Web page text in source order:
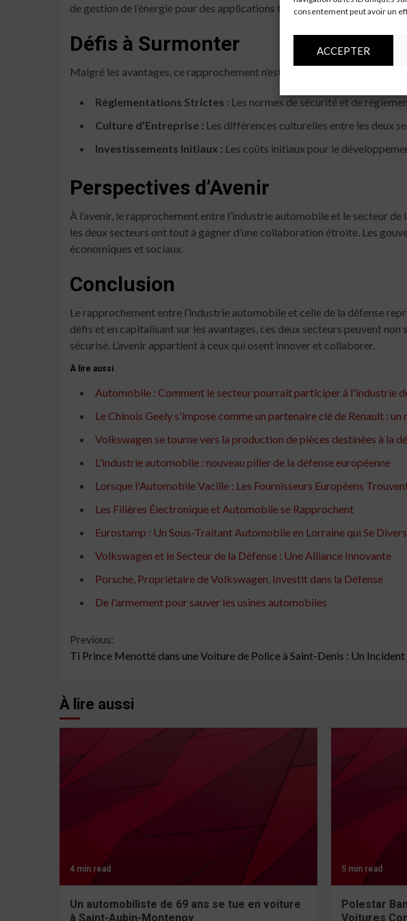
consentement peut avoir un
ACCEPTER
de gestion de l’énergie pour des applications tant civiles que militaires.
Défis à Surmonter
Malgré les avantages, ce rapprochement n’est pas sans défis :
Réglementations Strictes : Les normes de sécurité et de
Culture d’Entreprise : Les différences culturelles entre les deux
Investissements Initiaux : Les coûts initiaux pour le
Perspectives d’Avenir
À l’avenir, le rapprochement entre l’industrie automobile et le secteur
les deux secteurs ont tout à gagner d’une collaboration étroite. Les
économiques et sociaux.
Conclusion
Le rapprochement entre l’industrie automobile et celle de la défense
défis et en capitalisant sur les avantages, ces deux secteurs peuvent
sécurisé. L’avenir appartient à ceux qui osent innover et collaborer.
À lire aussi
Automobile : Comment le secteur pourrait participer à l'industrie
Le Chinois Geely s'impose comme un partenaire clé de Renault :
Volkswagen se tourne vers la production de pièces destinées à la
L'industrie automobile : nouveau pilier de la défense européenne
Lorsque l'Automobile Vacille : Les Fournisseurs Européens
Les Filières Électronique et Automobile se Rapprochent
Eurostamp : Un Sous-Traitant Automobile en Lorraine qui Se
Volkswagen et le Secteur de la Défense : Une Alliance Innovante
Porsche, Propriétaire de Volkswagen, Investit dans la Défense
De l'armement pour sauver les usines automobiles
Continue
Previous:
Ti Prince Menotté dans une Voiture de Police à Saint-Denis : Un
À lire aussi
4 min read
Un automobiliste de 69 ans se tue en voiture
à Saint-Aubin-Montenoy
5 min read
Polestar
Voitures